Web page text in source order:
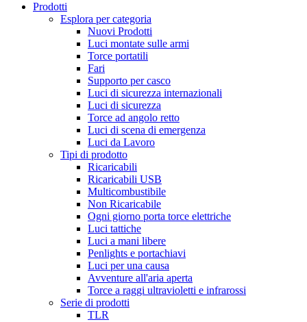
Prodotti
Esplora per categoria
Nuovi Prodotti
Luci montate sulle armi
Torce portatili
Fari
Supporto per casco
Luci di sicurezza internazionali
Luci di sicurezza
Torce ad angolo retto
Luci di scena di emergenza
Luci da Lavoro
Tipi di prodotto
Ricaricabili
Ricaricabili USB
Multicombustibile
Non Ricaricabile
Ogni giorno porta torce elettriche
Luci tattiche
Luci a mani libere
Penlights e portachiavi
Luci per una causa
Avventure all'aria aperta
Torce a raggi ultravioletti e infrarossi
Serie di prodotti
TLR